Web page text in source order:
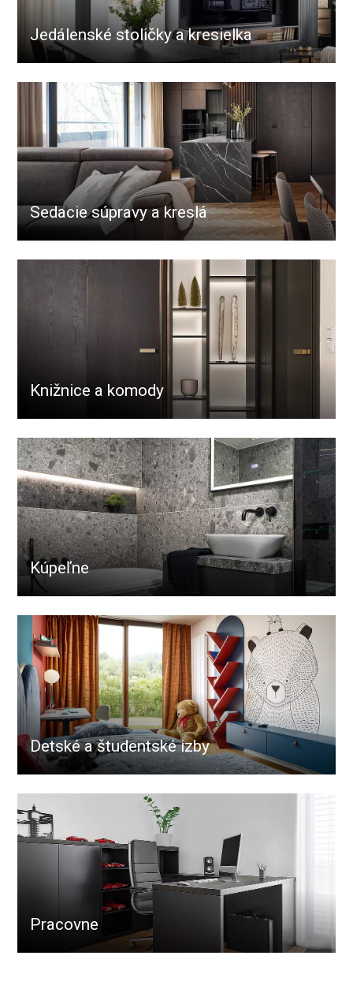
Jedálenské stoličky a kresielka
Sedacie súpravy a kreslá
Knižnice a komody
Kúpeľne
Detské a študentské izby
Pracovne